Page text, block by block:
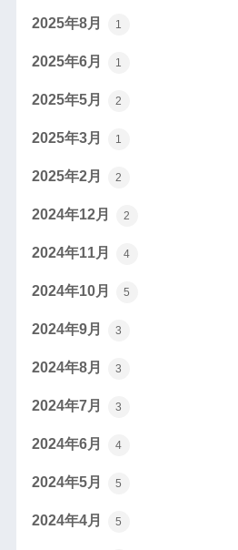
2025年8月 1
2025年6月 1
2025年5月 2
2025年3月 1
2025年2月 2
2024年12月 2
2024年11月 4
2024年10月 5
2024年9月 3
2024年8月 3
2024年7月 3
2024年6月 4
2024年5月 5
2024年4月 5